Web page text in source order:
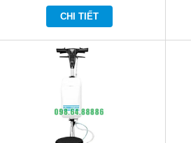
CHI TIẾT